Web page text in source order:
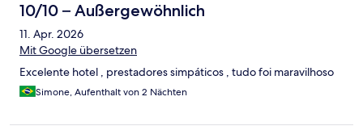
10/10 – Außergewöhnlich
11. Apr. 2026
Mit Google übersetzen
Excelente hotel , prestadores simpáticos , tudo foi maravilhoso
Simone, Aufenthalt von 2 Nächten